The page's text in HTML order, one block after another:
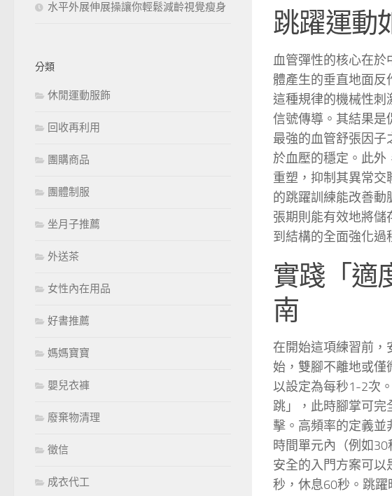
跳躍運動
血管彈性的核心在於
體產生的垂直地面反
這種規律的機械性刺
信號傳導。其結果是
最強的血管舒張因子
於血壓的穩定。此外
重塑，抑制其異常
的跳躍訓練能改善動
張期則能有效地將
到結構的全面強化過
實踐「適
南
在開始這項練習前，
始，雙腳不離地或僅
以設定為每秒1-2次
跳」，此時腳掌可完
擊。高頻率的定義並
時間單元內（例如
安全的入門方案可
秒，休息60秒。跳
水平外展伸展操讓你輕鬆減齡視覺瘦身
分類
休閒運動服飾
回收再利用
團購商品
團體制服
坐月子推薦
外送茶
女性內在用品
好書推薦
媽媽寶寶
嬰兒衣褲
廢棄物清理
徵信
成衣代工